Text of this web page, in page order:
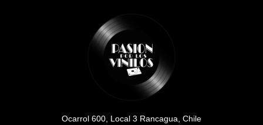
Ocarrol 600, Local 3 Rancagua, Chile